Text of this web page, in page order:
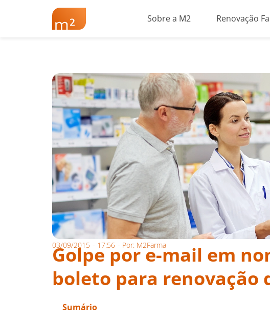
Sobre a M2 Renovação
03/09/2015 - 17:56 - Por: M2Farma
Golpe por e-mail em
boleto para renovação
Sumário